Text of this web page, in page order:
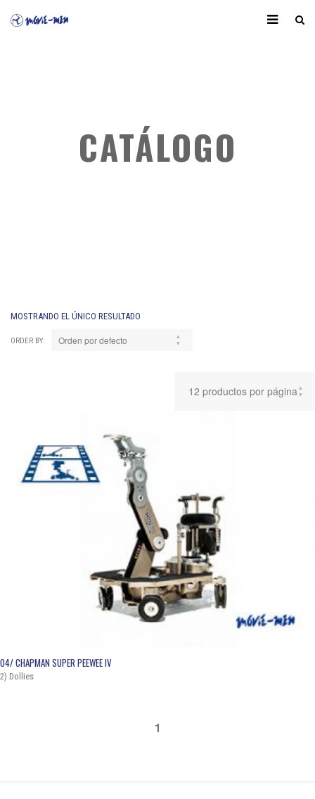
CATÁLOGO
MOSTRANDO EL ÚNICO RESULTADO
ORDER BY:
04/ CHAPMAN SUPER PEEWEE IV
2) Dollies
1